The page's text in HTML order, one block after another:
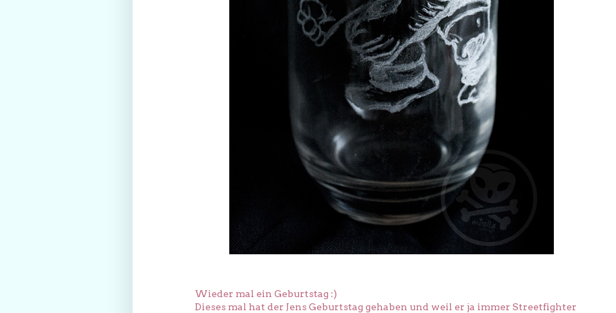
Wieder mal ein Geburtstag :)
Dieses mal hat der Jens Geburtstag gehaben und weil er ja immer Streetfighter